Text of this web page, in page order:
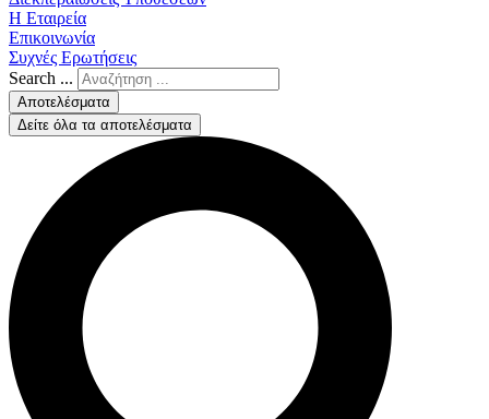
Η Εταιρεία
Επικοινωνία
Συχνές Ερωτήσεις
Search ...
Αποτελέσματα
Δείτε όλα τα αποτελέσματα